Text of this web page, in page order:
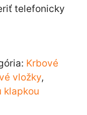
telefonicky
Krbové
vložky,
klapkou